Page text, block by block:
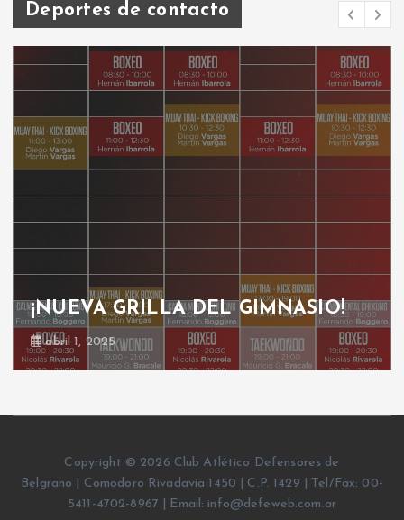
Deportes de contacto
DEL GIMNASIO! GRILLA
octubre 30, 2024
Copyright © 2026 Club Atlético Defensores de
Belgrano | Comodoro Rivadavia 1450 | C.P. 1429 | Tel/Fax: 00-
5411-4702-8967 | Email: info@defeweb.com.ar